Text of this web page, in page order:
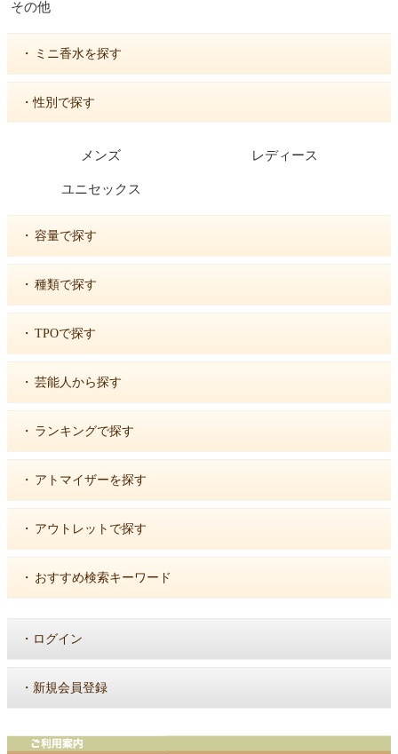
その他
・ ミニ香水を探す
・性別で探す
メンズ レディース
ユニセックス
・ 容量で探す
・ 種類で探す
・ TPOで探す
・ 芸能人から探す
・ ランキングで探す
・ アトマイザーを探す
・ アウトレットで探す
・ おすすめ検索キーワード
・ ログイン
・ 新規会員登録